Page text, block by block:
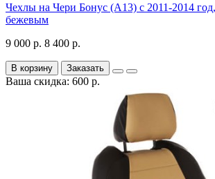
Чехлы на Чери Бонус (A13) c 2011-2014
бежевым
9 000 р. 8 400 р.
В корзину Заказать
Ваша скидка: 600 р.